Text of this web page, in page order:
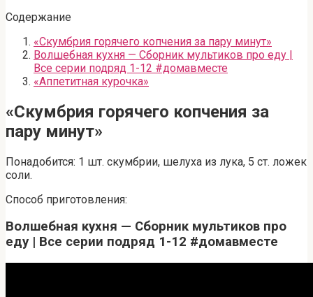
Содержание
«Скумбрия горячего копчения за пару минут»
Волшебная кухня — Сборник мультиков про еду |
Все серии подряд 1-12 #домавместе
«Аппетитная курочка»
«Скумбрия горячего копчения за
пару минут»
Понадобится: 1 шт. скумбрии, шелуха из лука, 5 ст. ложек
соли.
Способ приготовления:
Волшебная кухня — Сборник мультиков про
еду | Все серии подряд 1-12 #домавместе